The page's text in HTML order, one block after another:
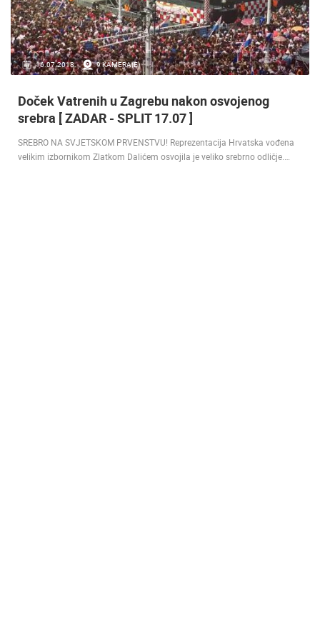
16.07.2018. 9 KAMERA(E)
Doček Vatrenih u Zagrebu nakon osvojenog
srebra [ ZADAR - SPLIT 17.07 ]
SREBRO NA SVJETSKOM PRVENSTVU! Reprezentacija Hrvatska vođena
velikim izbornikom Zlatkom Dalićem osvojila je veliko srebrno odličje.…